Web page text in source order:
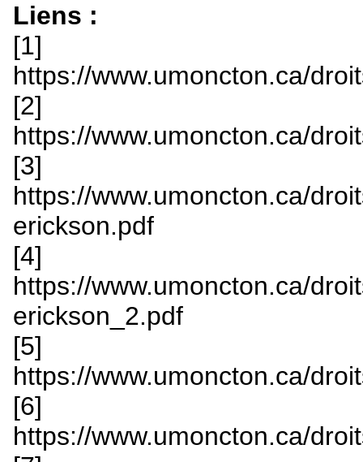
Liens :
[1]
https://www.umoncton.ca/
[2]
https://www.umoncton.ca/
[3]
https://www.umoncton.ca/
erickson.pdf
[4]
https://www.umoncton.ca/
erickson_2.pdf
[5]
https://www.umoncton.ca/
[6]
https://www.umoncton.ca/